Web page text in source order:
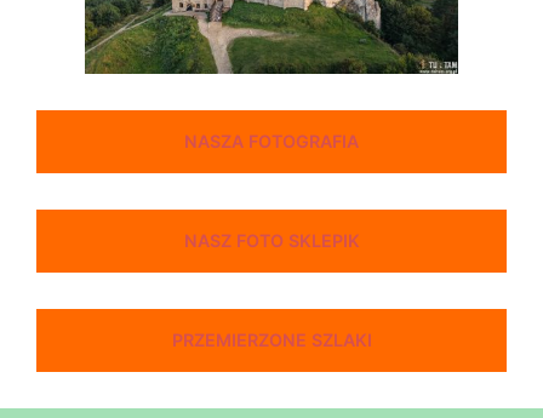
NASZA FOTOGRAFIA
NASZ FOTO SKLEPIK
PRZEMIERZONE SZLAKI